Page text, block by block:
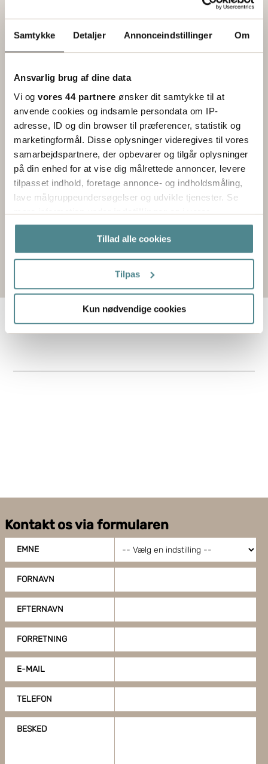
Samtykke Detaljer Annonceindstillinger Om
Ansvarlig brug af dine data
Vi og vores 44 partnere ønsker dit samtykke til at
anvende cookies og indsamle persondata om IP-
adresse, ID og din browser til præferencer, statistik og
marketingformål. Disse oplysninger videregives til vores
samarbejdspartnere, der opbevarer og tilgår oplysninger
på din enhed for at vise dig målrettede annoncer, levere
tilpasset indhold, foretage annonce- og indholdsmåling,
lave målgruppeundersøgelser og udvikle tjenester. Se
mere information underindstillingerog i vores
persondatapolitik. Du kan altid trække dit samtykke
tilbage eller ændre indstillinger fra vores
"Cookiedeklaration", eller ved at trykke på "Privacy
Hvis du tillader det, vil vi også gerne:
Indsamle præcise oplysninger om din placering,
Dine valg anvendes på hele websitet.
Tillad alle cookies
Tilpas
Kun nødvendige cookies
System- & maskinuddannelse
Det er oplagt og nødvendigt, at alle skal kunne
udføre deres arbejde sikkert og korrekt.
Kontakt os via formularen
EMNE
FORNAVN
EFTERNAVN
FORRETNING
E-MAIL
TELEFON
BESKED